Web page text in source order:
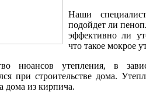
Наши
подойдет ли
эффективно ли
что такое мокрое
нюансов утепления, в
при строительстве дома.
дома из кирпича.